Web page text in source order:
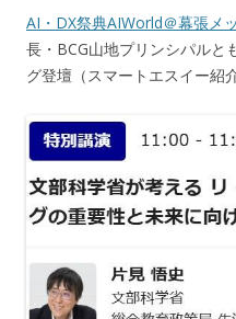
AI・DX祭典AIWorld＠幕張メ
長・BCG山地プリンシパルと
グ登壇（スマートエスイー紹